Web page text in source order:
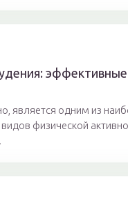
эффективные
является одним из
физической